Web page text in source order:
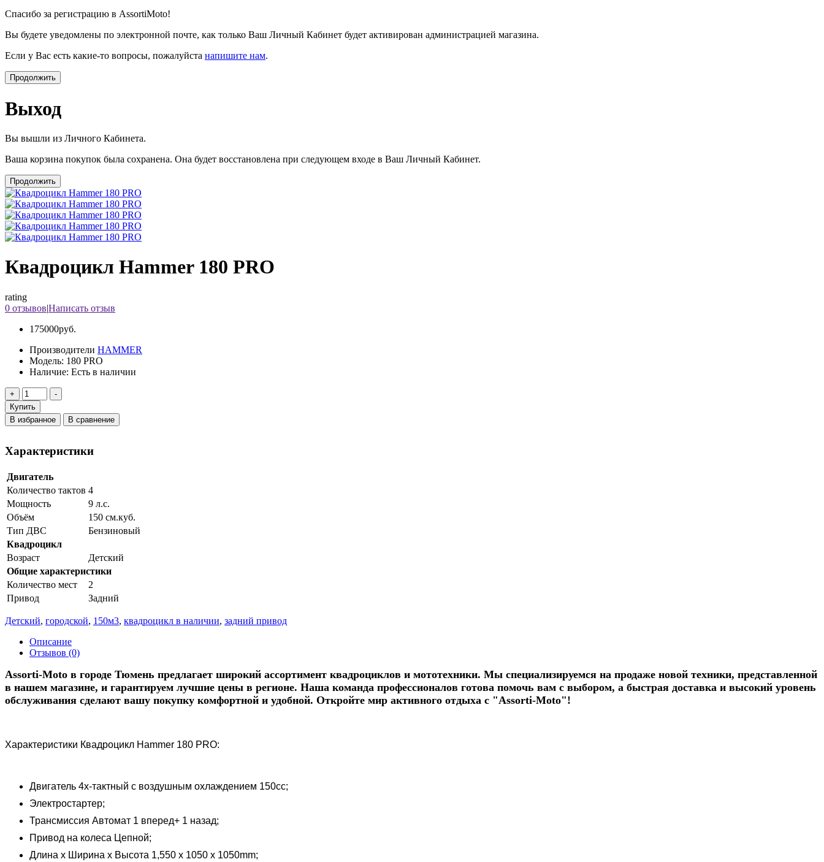
Спасибо за регистрацию в AssortiMoto!
Вы будете уведомлены по электронной почте, как только Ваш Личный Кабинет будет активирован администрацией магазина.
Если у Вас есть какие-то вопросы, пожалуйста напишите нам.
Продолжить
Выход
Вы вышли из Личного Кабинета.
Ваша корзина покупок была сохранена. Она будет восстановлена при следующем входе в Ваш Личный Кабинет.
Продолжить
Квадроцикл Hammer 180 PRO
rating
0 отзывов|Написать отзыв
175000руб.
Производители HAMMER
Модель: 180 PRO
Наличие: Есть в наличии
Купить
В избранное
В сравнение
Характеристики
Двигатель
Количество тактов 4
Мощность
9 л.c.
Объём
150 см.куб.
Тип ДВС
Бензиновый
Квадроцикл
Возраст
Детский
Общие характеристики
Количество мест
2
Привод
Задний
Детский, городской, 150м3, квадроцикл в наличии, задний привод
Описание
Отзывов (0)
Assorti-Moto в городе Тюмень предлагает широкий ассортимент квадроциклов и мототехники. Мы специализируемся на продаже новой техники, представленной
в нашем магазине, и гарантируем лучшие цены в регионе. Наша команда профессионалов готова помочь вам с выбором, а быстрая доставка и высокий уровень
обслуживания сделают вашу покупку комфортной и удобной. Откройте мир активного отдыха с "Assorti-Moto"!
Характеристики Квадроцикл Hammer 180 PRO:
Двигатель 4х-тактный с воздушным охлаждением 150сс;
Электростартер;
Трансмиссия Автомат 1 вперед+ 1 назад;
Привод на колеса Цепной;
Длина x Ширина x Высота 1,550 x 1050 x 1050mm;